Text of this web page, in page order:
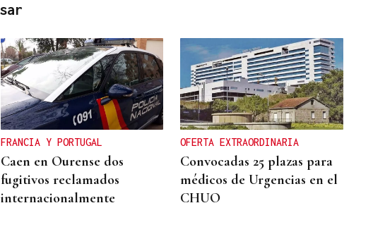
FRANCIA Y PORTUGAL
Caen en Ourense dos
fugitivos reclamados
internacionalmente
OFERTA EXTRAORDINARIA
Convocadas 25 plazas para
médicos de Urgencias en el
CHUO